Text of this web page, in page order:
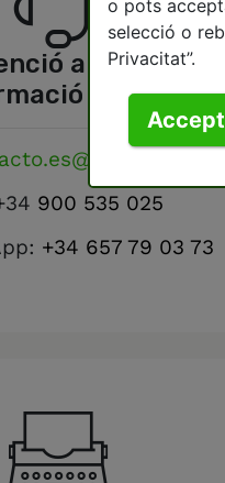
al soci
general
900 535 025
+34 657 79 03 73
o pots
selecció o
Privacitat”.